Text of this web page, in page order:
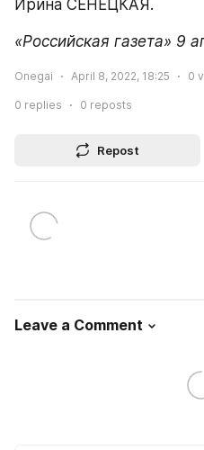
Ирина СЕНЕЦКАЯ.
«Российская газета» 9
Onegai April 8, 2022, 18:25 0
0 replies 0 reposts
Repost
Leave a Comment